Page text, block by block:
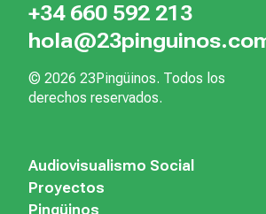
+34 660 592 213
© 2026 23Pingüinos. Todos los
derechos reservados.
Audiovisualismo Social
Proyectos
Pingüinos